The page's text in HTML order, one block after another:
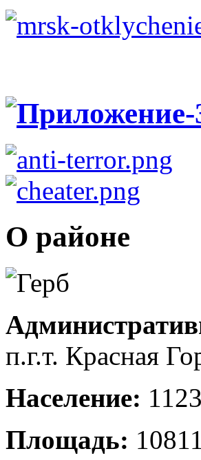
О районе
п.г.т. Красная
Население:
Площадь: